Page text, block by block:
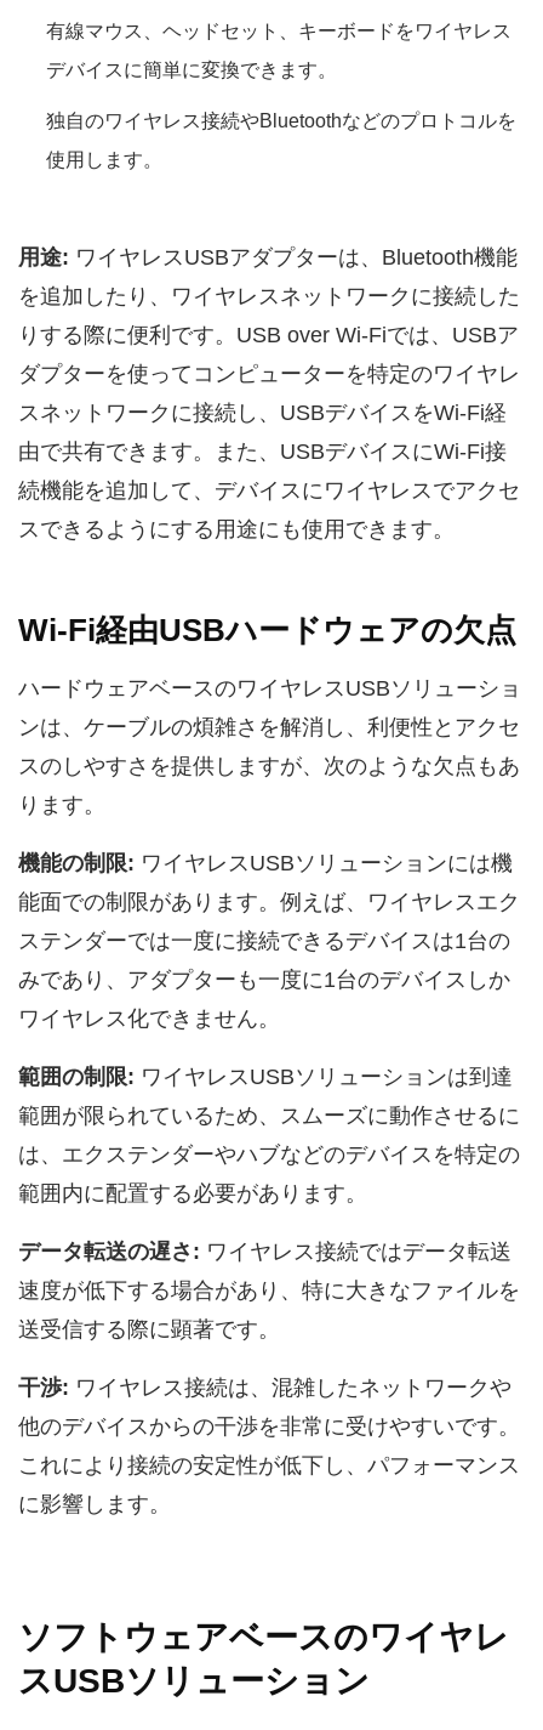
有線マウス、ヘッドセット、キーボードをワイヤレス
デバイスに簡単に変換できます。
独自のワイヤレス接続やBluetoothなどのプロトコルを
使用します。
用途: ワイヤレスUSBアダプターは、Bluetooth機能
を追加したり、ワイヤレスネットワークに接続した
りする際に便利です。USB over Wi-Fiでは、USBア
ダプターを使ってコンピューターを特定のワイヤレ
スネットワークに接続し、USBデバイスをWi-Fi経
由で共有できます。また、USBデバイスにWi-Fi接
続機能を追加して、デバイスにワイヤレスでアクセ
スできるようにする用途にも使用できます。
Wi-Fi経由USBハードウェアの欠点
ハードウェアベースのワイヤレスUSBソリューショ
ンは、ケーブルの煩雑さを解消し、利便性とアクセ
スのしやすさを提供しますが、次のような欠点もあ
ります。
機能の制限: ワイヤレスUSBソリューションには機
能面での制限があります。例えば、ワイヤレスエク
ステンダーでは一度に接続できるデバイスは1台の
みであり、アダプターも一度に1台のデバイスしか
ワイヤレス化できません。
範囲の制限: ワイヤレスUSBソリューションは到達
範囲が限られているため、スムーズに動作させるに
は、エクステンダーやハブなどのデバイスを特定の
範囲内に配置する必要があります。
データ転送の遅さ: ワイヤレス接続ではデータ転送
速度が低下する場合があり、特に大きなファイルを
送受信する際に顕著です。
干渉: ワイヤレス接続は、混雑したネットワークや
他のデバイスからの干渉を非常に受けやすいです。
これにより接続の安定性が低下し、パフォーマンス
に影響します。
ソフトウェアベースのワイヤレ
スUSBソリューション